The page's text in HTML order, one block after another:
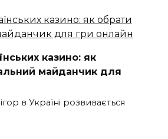
казино: як
майданчик для
в Україні розвивається